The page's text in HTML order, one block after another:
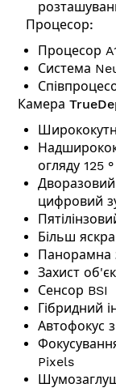
Процесор:
Процесор
Система
Камера
огляду 125 °
цифровий
Більш
Панорамна
Захист
Сенсор BSI
Гібридний
Автофокус
Pixels